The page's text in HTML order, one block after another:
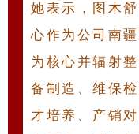
她表示，图木
心作为公司南
为核心并辐射
备制造、维保
才培养、产销